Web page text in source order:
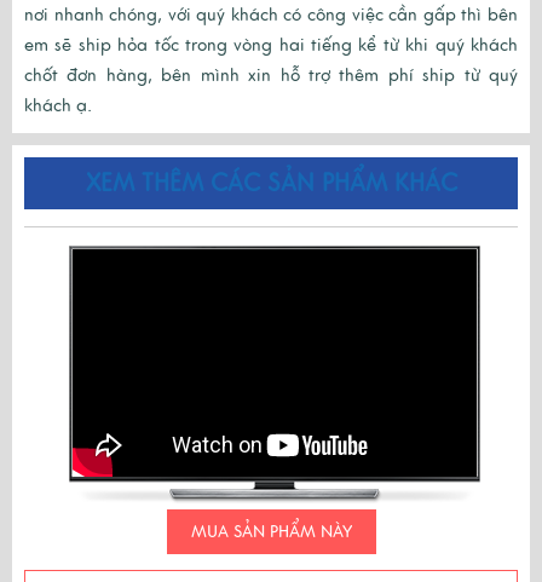
nơi nhanh chóng, với quý khách có công việc cần gấp thì bên
em sẽ ship hỏa tốc trong vòng hai tiếng kể từ khi quý khách
chốt đơn hàng, bên mình xin hỗ trợ thêm phí ship từ quý
khách ạ.
XEM THÊM CÁC SẢN PHẨM KHÁC
MUA SẢN PHẨM NÀY